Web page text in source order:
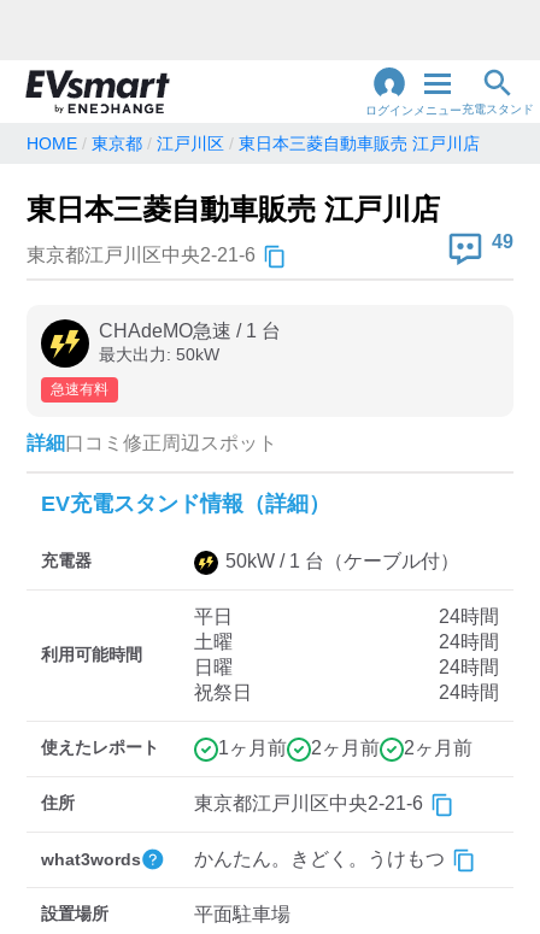
ログイン メニュー充電スタンド
地名・観光スポット・住所で検索
充電器の種類
急速充電器のみ表示
高速道路上のみ表示
認証システム
三菱ディーラーを表示
日産ディーラーを表示
示
充電器の出力
中速-20kW-以上
車種
HOME 東京都 江戸川区 東日本三菱自動車販売 江戸川店
東日本三菱自動車販売 江戸川店
東京都江戸川区中央2-21-6
49
CHAdeMO急速 / 1 台
最大出力: 50kW
急速有料
詳細口コミ 修正周辺スポット
EV充電スタンド情報（詳細）
充電器 50kW / 1 台 （ケーブル付）
利用可能時間
平日
24時間
土曜
24時間
日曜
24時間
祝祭日
24時間
使えたレポート 1ヶ月前 2ヶ月前 2ヶ月前
住所 東京都江戸川区中央2-21-6
what3words かんたん。きどく。うけもつ
設置場所 平面駐車場